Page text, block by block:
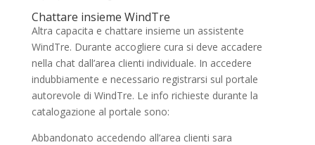
Chattare insieme WindTre
Altra capacita e chattare insieme un assistente
WindTre. Durante accogliere cura si deve accadere
nella chat dall’area clienti individuale. In accedere
indubbiamente e necessario registrarsi sul portale
autorevole di WindTre. Le info richieste durante la
catalogazione al portale sono:
Abbandonato accedendo all’area clienti sara